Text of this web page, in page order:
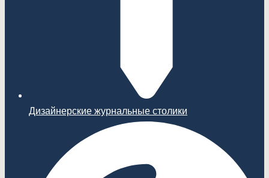
Дизайнерские журнальные столики